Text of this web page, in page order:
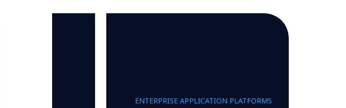
ENTERPRISE APPLICATION PLATFORMS